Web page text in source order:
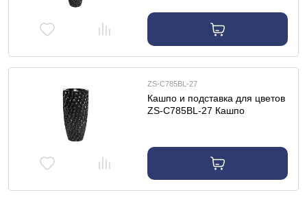
ZS-C785BL-27
Кашпо и подставка для цветов
ZS-C785BL-27 Кашпо